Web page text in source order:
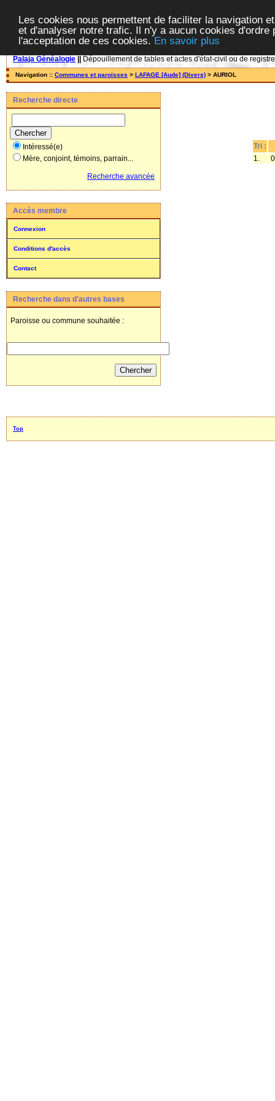
Les cookies nous permettent de faciliter la navigation
et d'analyser notre trafic. Il n'y a aucun cookies d'ordre
l'acceptation de ces cookies. En savoir plus
Palaja Généalogie Dépouillement de tables et actes d'état-civil ou de
Navigation :: Communes et paroisses > LAFAGE [Aude] (Divers) > AURIOL
Recherche directe
Intéressé(e)
Mère, conjoint, témoins, parrain...
Recherche avancée
Accès membre
Connexion
Conditions d'accès
Contact
Recherche dans d'autres bases
Paroisse ou commune souhaitée :
Tri :
1.
Top